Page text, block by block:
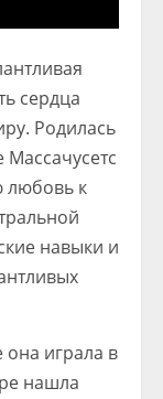
сердца
Родилась
любовь к
навыки и
она играла в
нашла